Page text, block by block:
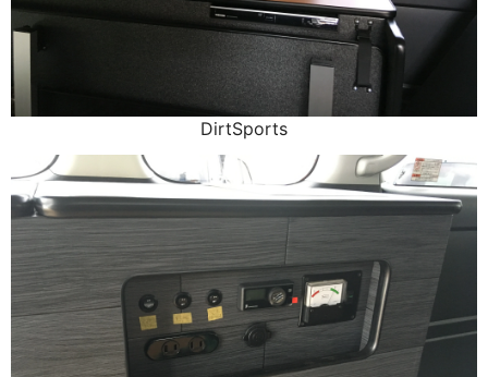
DirtSports